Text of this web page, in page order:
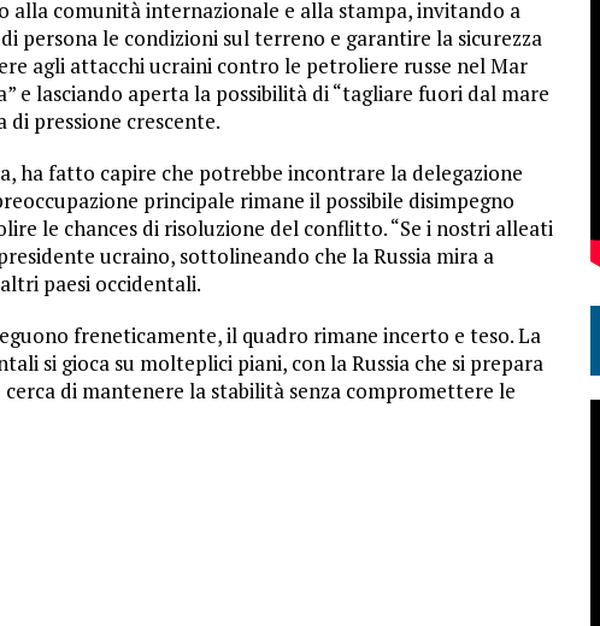
alla comunità internazionale e alla stampa, invitando a
persona le condizioni sul terreno e garantire la sicurezza
agli attacchi ucraini contro le petroliere russe nel Mar
e lasciando aperta la possibilità di “tagliare fuori dal mare
di pressione crescente.
ha fatto capire che potrebbe incontrare la delegazione
principale rimane il possibile disimpegno
le chances di risoluzione del conflitto. “Se i nostri alleati
ucraino, sottolineando che la Russia mira a
paesi occidentali.
freneticamente, il quadro rimane incerto e teso. La
si gioca su molteplici piani, con la Russia che si prepara
cerca di mantenere la stabilità senza compromettere le